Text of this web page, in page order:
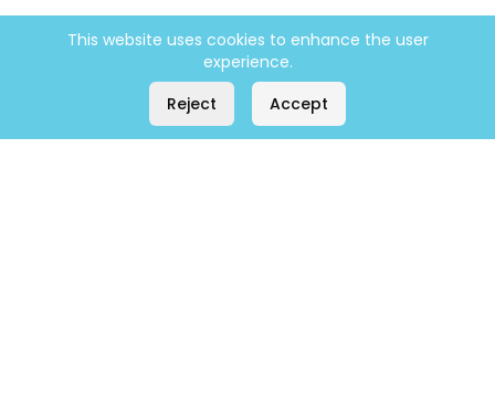
This website uses cookies to enhance the user
experience.
Reject
Accept